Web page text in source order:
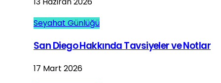
Seyahat Günlüğü
San Diego Hakkında Tavsiyeler ve Notlar
17 Mart 2026